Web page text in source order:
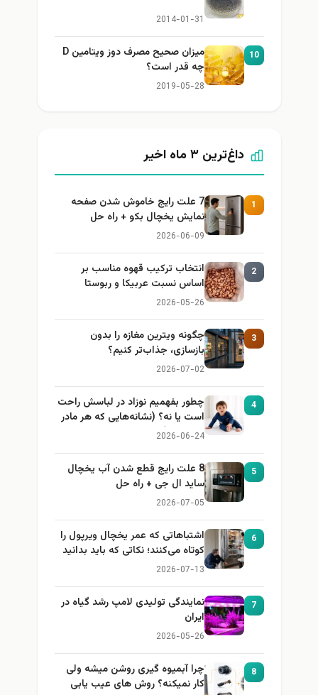
2014-01-31
10
میزان صحیح مصرف دوز ویتامین D
چه قدر است؟
2019-05-28
داغ‌ترین ۳ ماه اخیر
1
7 علت رایج خاموش شدن صفحه
نمایش یخچال بکو + راه حل
2026-06-09
2
انتخاب ترکیب قهوه مناسب بر
اساس نسبت عربیکا و ربوستا
2026-05-26
3
چگونه ویترین مغازه را بدون
بازسازی، جذاب‌تر کنیم؟
2026-07-02
4
چطور بفهمیم نوزاد در لباسش راحت
است یا نه؟ (نشانه‌هایی که هر مادر
باید بداند)
2026-06-24
5
8 علت رایج قطع شدن آب یخچال
ساید ال جی + راه حل
2026-07-05
6
اشتباهاتی که عمر یخچال ویرپول را
کوتاه می‌کنند؛ نکاتی که باید بدانید
2026-07-13
7
نمایندگی تولیدی لامپ رشد گیاه در
ایران
2026-05-26
8
چرا آبمیوه گیری روشن میشه ولی
کار نمیکنه؟ روش های عیب یابی